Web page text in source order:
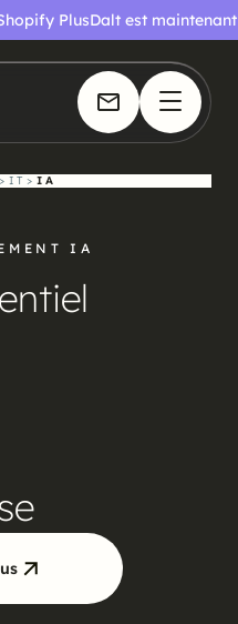
PlusDalt est
> IT> IA
IA